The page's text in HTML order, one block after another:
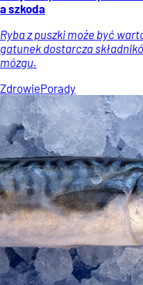
a szkoda
Ryba z puszki może być
gatunek dostarcza
mózgu.
ZdrowiePorady